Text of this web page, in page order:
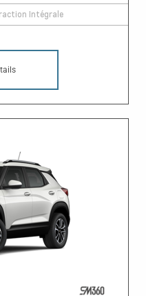
Intégrale